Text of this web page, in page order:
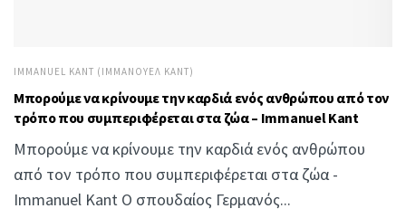
IMMANUEL KANT (ΙΜΜΆΝΟΥΕΛ ΚΑΝΤ)
Μπορούμε να κρίνουμε την καρδιά ενός ανθρώπου από τον
τρόπο που συμπεριφέρεται στα ζώα – Immanuel Kant
Μπορούμε να κρίνουμε την καρδιά ενός ανθρώπου
από τον τρόπο που συμπεριφέρεται στα ζώα -
Immanuel Kant Ο σπουδαίος Γερμανός...